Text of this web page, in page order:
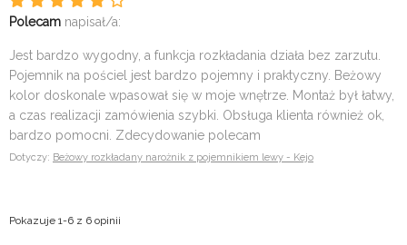
Polecam napisał/a:
Jest bardzo wygodny, a funkcja rozkładania działa bez zarzutu.
Pojemnik na pościel jest bardzo pojemny i praktyczny. Beżowy
kolor doskonale wpasował się w moje wnętrze. Montaż był łatwy,
a czas realizacji zamówienia szybki. Obsługa klienta również ok,
bardzo pomocni. Zdecydowanie polecam
Dotyczy: Beżowy rozkładany narożnik z pojemnikiem lewy - Kejo
Pokazuje 1-6 z 6 opinii